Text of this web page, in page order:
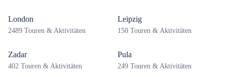
London
2489 Touren & Aktivitäten
Leipzig
150 Touren & Aktivitäten
Zadar
402 Touren & Aktivitäten
Pula
249 Touren & Aktivitäten